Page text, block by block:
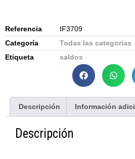
Referencia
IF3709
Categoría
Todas las categorias
Etiqueta
saldos
Descripción Información
Descripción